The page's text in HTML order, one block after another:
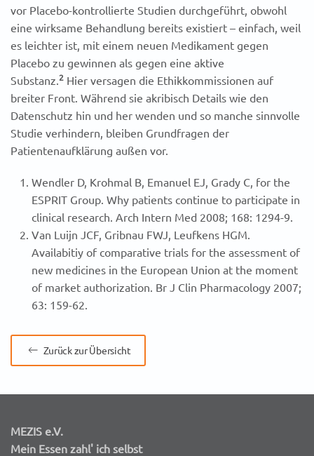
vor Placebo-kontrollierte Studien durchgeführt, obwohl
eine wirksame Behandlung bereits existiert – einfach, weil
es leichter ist, mit einem neuen Medikament gegen
Placebo zu gewinnen als gegen eine aktive
Substanz. 2 Hier versagen die Ethikkommissionen auf
breiter Front. Während sie akribisch Details wie den
Datenschutz hin und her wenden und so manche sinnvolle
Studie verhindern, bleiben Grundfragen der
Patientenaufklärung außen vor.
Wendler D, Krohmal B, Emanuel EJ, Grady C, for the
ESPRIT Group. Why patients continue to participate in
clinical research. Arch Intern Med 2008; 168: 1294-9.
Van Luijn JCF, Gribnau FWJ, Leufkens HGM.
Availabitiy of comparative trials for the assessment of
new medicines in the European Union at the moment
of market authorization. Br J Clin Pharmacology 2007;
63: 159-62.
Zurück zur Übersicht
MEZIS e.V.
Mein Essen zahl' ich selbst